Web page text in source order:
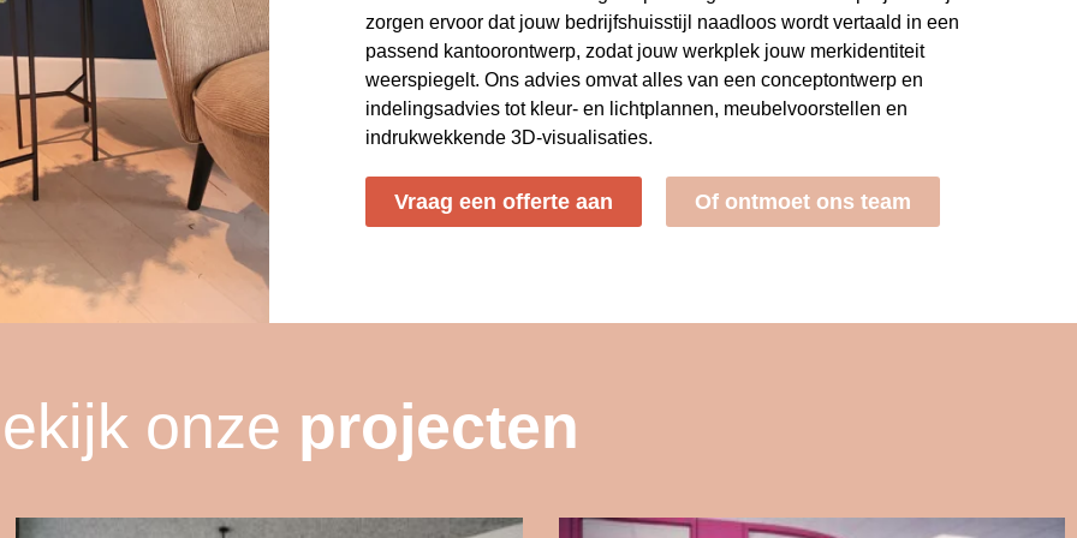
zorgen ervoor dat jouw bedrijfshuisstijl naadloos wordt vertaald in een
passend kantoorontwerp, zodat jouw werkplek jouw merkidentiteit
weerspiegelt. Ons advies omvat alles van een conceptontwerp en
indelingsadvies tot kleur- en lichtplannen, meubelvoorstellen en
indrukwekkende 3D-visualisaties.
Vraag een offerte aan Of ontmoet ons team
onze projecten